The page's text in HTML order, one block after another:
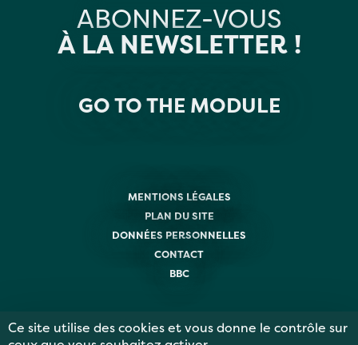
Ce site utilise des cookies et vous donne le contrôle sur
ABONNEZ-VOUS
À LA NEWSLETTER !
GO TO THE MODULE
MENTIONS LÉGALES
PLAN DU SITE
DONNÉES PERSONNELLES
CONTACT
BBC